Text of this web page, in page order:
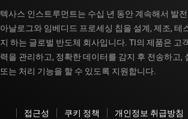
텍사스 인스트루먼트는 수십 년 동안 계속해서 발
아날로그와 임베디드 프로세싱 칩을 설계, 제조, 테
지 하는 글로벌 반도체 회사입니다. TI의 제품은 고
력을 관리하고, 정확한 데이터를 감지 후 전송하고,
또는 처리 기능을 할 수 있도록 지원합니다.
접근성 쿠키 정책 개인정보 취급방침